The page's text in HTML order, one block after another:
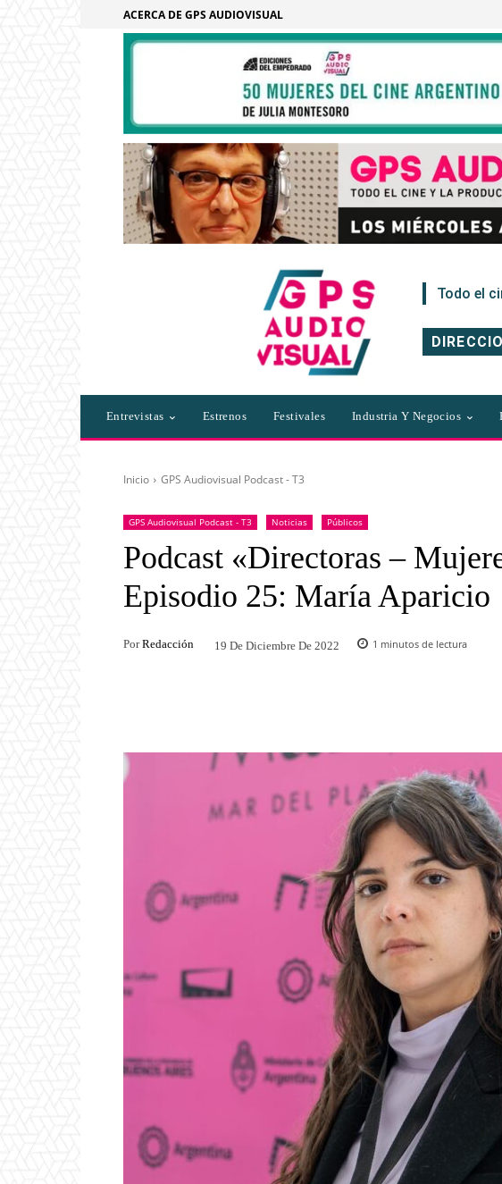
ACERCA DE GPS AUDIOVISUAL
Todo el
Entrevistas Estrenos Festivales Industria Y Negocios
Inicio GPS Audiovisual Podcast - T3
GPS Audiovisual Podcast - T3 Noticias Públicos
Podcast «Directoras –
Episodio 25: María Aparicio
Por Redacción 19 De Diciembre De 2022 1 minutos de lectura